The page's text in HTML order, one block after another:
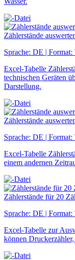
Zählerstände
Sprache: DE |
Excel-Tabelle
technischen Geräten
Darstellung.
Zählerstände
Sprache: DE |
Excel-Tabelle
einem andernen
Zählerstände für 20
Sprache: DE |
Excel-Tabelle zur
können